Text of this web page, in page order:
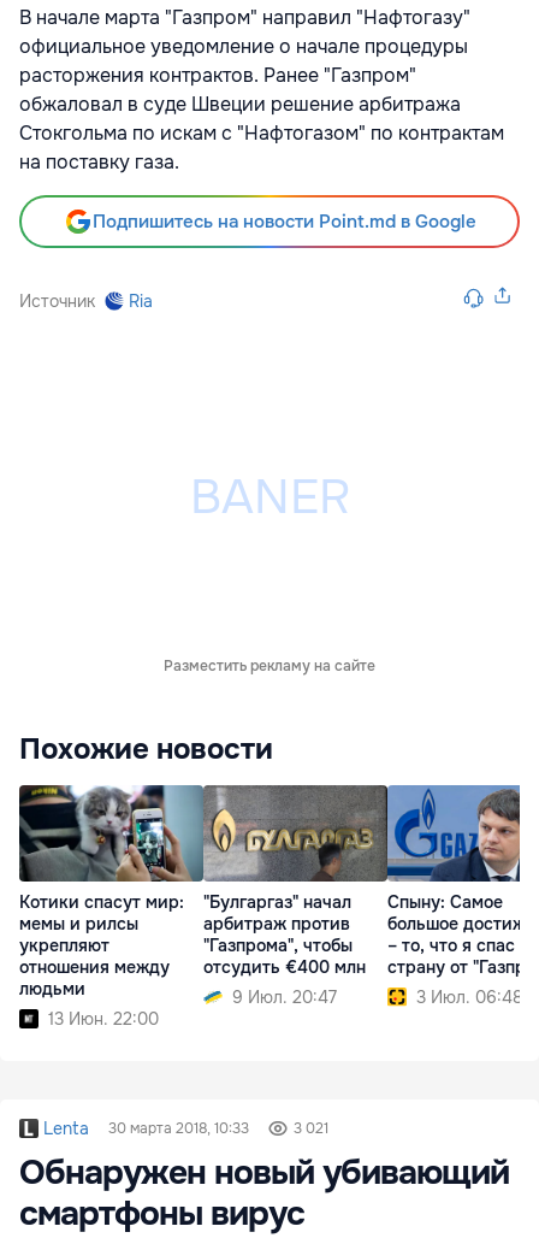
В начале марта "Газпром" направил "Нафтогазу"
официальное уведомление о начале процедуры
расторжения контрактов. Ранее "Газпром"
обжаловал в суде Швеции решение арбитража
Стокгольма по искам с "Нафтогазом" по контрактам
на поставку газа.
Подпишитесь на новости Point.md в Google
Источник Ria
Разместить рекламу на сайте
Похожие новости
Котики спасут мир:
мемы и рилсы
укрепляют
отношения между
людьми
13 Июн. 22:00
"Булгаргаз" начал
арбитраж против
"Газпрома", чтобы
отсудить €400 млн
9 Июл. 20:47
Спыну: Cамое
большое
– то, что я спас
страну от
3 Июл. 06:48
Lenta 30 марта 2018, 10:33 3 021
Обнаружен новый убивающий
смартфоны вирус